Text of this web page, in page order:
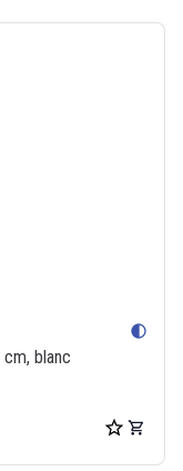
contrast
blanc